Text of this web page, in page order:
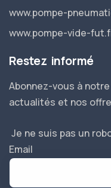
www.pompe-
www.pompe-vide-
Restez informé
Abonnez-vous à
actualités et nos
Je ne suis pas un
Email